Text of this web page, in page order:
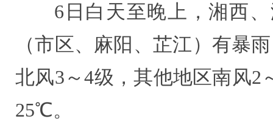
6日白天至晚上，湘西
（市区、麻阳、芷江）有暴
北风3～4级，其他地区南风2
25℃。